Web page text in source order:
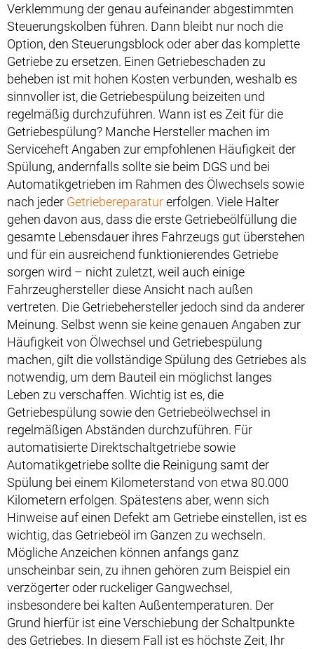
Verklemmung der genau aufeinander abgestimmten
Steuerungskolben führen. Dann bleibt nur noch die
Option, den Steuerungsblock oder aber das komplette
Getriebe zu ersetzen. Einen Getriebeschaden zu
beheben ist mit hohen Kosten verbunden, weshalb es
sinnvoller ist, die Getriebespülung beizeiten und
regelmäßig durchzuführen. Wann ist es Zeit für die
Getriebespülung? Manche Hersteller machen im
Serviceheft Angaben zur empfohlenen Häufigkeit der
Spülung, andernfalls sollte sie beim DGS und bei
Automatikgetrieben im Rahmen des Ölwechsels sowie
nach jeder Getriebereparaturerfolgen. Viele Halter
gehen davon aus, dass die erste Getriebeölfüllung die
gesamte Lebensdauer ihres Fahrzeugs gut überstehen
und für ein ausreichend funktionierendes Getriebe
sorgen wird – nicht zuletzt, weil auch einige
Fahrzeughersteller diese Ansicht nach außen
vertreten. Die Getriebehersteller jedoch sind da anderer
Meinung. Selbst wenn sie keine genauen Angaben zur
Häufigkeit von Ölwechsel und Getriebespülung
machen, gilt die vollständige Spülung des Getriebes als
notwendig, um dem Bauteil ein möglichst langes
Leben zu verschaffen. Wichtig ist es, die
Getriebespülung sowie den Getriebeölwechsel in
regelmäßigen Abständen durchzuführen. Für
automatisierte Direktschaltgetriebe sowie
Automatikgetriebe sollte die Reinigung samt der
Spülung bei einem Kilometerstand von etwa 80.000
Kilometern erfolgen. Spätestens aber, wenn sich
Hinweise auf einen Defekt am Getriebe einstellen, ist es
wichtig, das Getriebeöl im Ganzen zu wechseln.
Mögliche Anzeichen können anfangs ganz
unscheinbar sein, zu ihnen gehören zum Beispiel ein
verzögerter oder ruckeliger Gangwechsel,
insbesondere bei kalten Außentemperaturen. Der
Grund hierfür ist eine Verschiebung der Schaltpunkte
des Getriebes. In diesem Fall ist es höchste Zeit, Ihr